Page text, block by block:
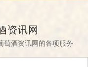
资讯网
萄酒资讯网的各项服务